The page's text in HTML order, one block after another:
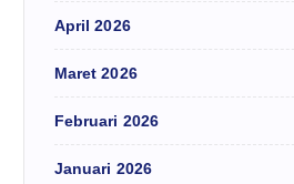
April 2026
Maret 2026
Februari 2026
Januari 2026